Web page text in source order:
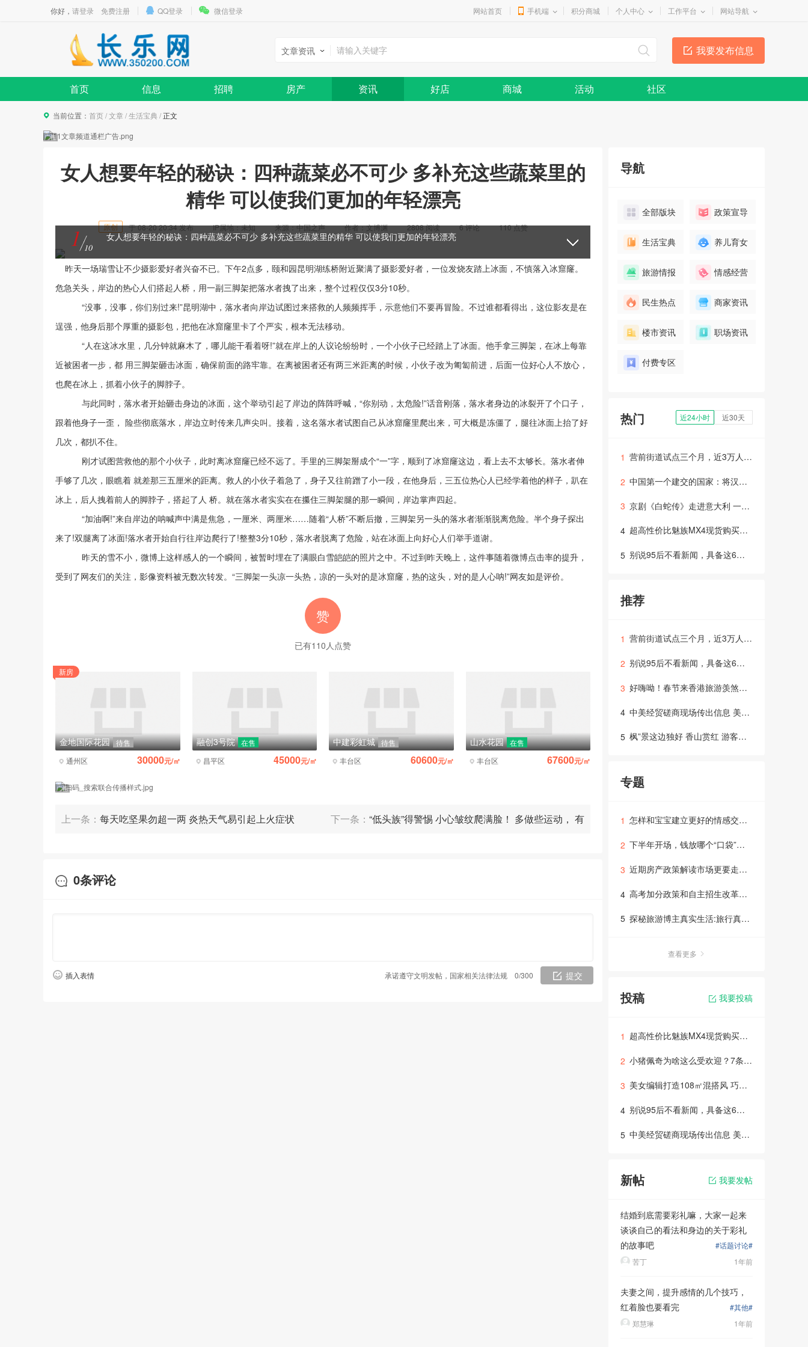
你好， 请登录 免费注册 QQ登录 微信登录 网站首页 手机端 积分商城 个人中心 工作平台 网站导航
我要发布信息
文章资讯
首页 信息 招聘 房产 资讯 好店 商城 活动 社区
当前位置： 首页/文章/生活宝典/正文
女人想要年轻的秘诀：四种蔬菜必不可少 多补充这些蔬菜里的
精华 可以使我们更加的年轻漂亮
原创 于08-20 20:34发布 IP属地：未知 来源：中国之声 作者：文博渊 2808 阅读 6评论 110点赞
1 10
女人想要年轻的秘诀：四种蔬菜必不可少 多补充这些蔬菜里的精华 可以使我们更加的年轻漂亮
昨天一场瑞雪让不少摄影爱好者兴奋不已。下午2点多，颐和园昆明湖练桥附近聚满了摄影爱好者，一位发烧友踏上冰面，不慎落入冰窟窿。
危急关头，岸边的热心人们搭起人桥，用一副三脚架把落水者拽了出来，整个过程仅仅3分10秒。
“没事，没事，你们别过来!”昆明湖中，落水者向岸边试图过来搭救的人频频挥手，示意他们不要再冒险。不过谁都看得出，这位影友是在
逞强，他身后那个厚重的摄影包，把他在冰窟窿里卡了个严实，根本无法移动。
“人在这冰水里，几分钟就麻木了，哪儿能干看着呀!”就在岸上的人议论纷纷时，一个小伙子已经踏上了冰面。他手拿三脚架，在冰上每靠
近被困者一步，都 用三脚架砸击冰面，确保前面的路牢靠。在离被困者还有两三米距离的时候，小伙子改为匍匐前进，后面一位好心人不放心，
也爬在冰上，抓着小伙子的脚脖子。
与此同时，落水者开始砸击身边的冰面，这个举动引起了岸边的阵阵呼喊，“你别动，太危险!”话音刚落，落水者身边的冰裂开了个口子，
跟着他身子一歪， 险些彻底落水，岸边立时传来几声尖叫。接着，这名落水者试图自己从冰窟窿里爬出来，可大概是冻僵了，腿往冰面上抬了好
几次，都扒不住。
刚才试图营救他的那个小伙子，此时离冰窟窿已经不远了。手里的三脚架掰成个“一”字，顺到了冰窟窿这边，看上去不太够长。落水者伸
手够了几次，眼瞧着 就差那三五厘米的距离。救人的小伙子着急了，身子又往前蹭了小一段，在他身后，三五位热心人已经学着他的样子，趴在
冰上，后人拽着前人的脚脖子，搭起了人 桥。就在落水者实实在在攥住三脚架腿的那一瞬间，岸边掌声四起。
“加油啊!”来自岸边的呐喊声中满是焦急，一厘米、两厘米……随着“人桥”不断后撤，三脚架另一头的落水者渐渐脱离危险。半个身子探出
来了!双腿离了冰面!落水者开始自行往岸边爬行了!整整3分10秒，落水者脱离了危险，站在冰面上向好心人们举手道谢。
昨天的雪不小，微博上这样感人的一个瞬间，被暂时埋在了满眼白雪皑皑的照片之中。不过到昨天晚上，这件事随着微博点击率的提升，
受到了网友们的关注，影像资料被无数次转发。“三脚架一头凉一头热，凉的一头对的是冰窟窿，热的这头，对的是人心呐!”网友如是评价。
赞
已有110人点赞
新房
金地国际花园 待售
通州区
30000元/㎡
融创3号院
在售
昌平区
45000元/㎡
中建彩虹城 待售
丰台区
60600元/㎡
山水花园
在售
丰台区
67600元/㎡
鼎尚华庭
售罄
水榭春天
上一条： 每天吃坚果勿超一两 炎热天气易引起上火症状 下一条： “低头族”得警惕 小心皱纹爬满脸！ 多做些运动， 有
0条评论
插入表情 提交
承诺遵守文明发帖，国家相关法律法规 0/300
导航
全部版块 政策宣导
生活宝典 养儿育女
旅游情报 情感经营
民生热点 商家资讯
楼市资讯 职场资讯
付费专区
热门 近24小时 近30天
1 营前街道试点三个月，近3万人受益！
2 中国第一个建交的国家：将汉语纳入国考，学汉语的人暴增2倍
3 京剧《白蛇传》走进意大利 一场美妙的戏剧文化盛宴
4 超高性价比魅族MX4现货购买，速来抢购！
5 别说95后不看新闻，具备这6点才是年轻人喜欢的
推荐
1 营前街道试点三个月，近3万人受益！
2 别说95后不看新闻，具备这6点才是年轻人喜欢的
3 好嗨呦！春节来香港旅游羡煞朋友圈，C位、锦鲤都是你！
4 中美经贸磋商现场传出信息 美方对磋商高度重视
5 枫”景这边独好 香山赏红 游客如超九万将限流 赏红攻略
专题
1 怎样和宝宝建立更好的情感交流亲子专题
2 下半年开场，钱放哪个“口袋”里理财专题讲座
3 近期房产政策解读市场更要走向正规理性的轨道里面
4 高考加分政策和自主招生改革问题答疑
5 探秘旅游博主真实生活:旅行真没太多惊险！
查看更多
投稿 我要投稿
1 超高性价比魅族MX4现货购买，速来抢购！
2 小猪佩奇为啥这么受欢迎？7条育儿理念给你答案
3 美女编辑打造108㎡混搭风 巧做隔断破解风水难题
4 别说95后不看新闻，具备这6点才是年轻人喜欢的
5 中美经贸磋商现场传出信息 美方对磋商高度重视
新帖 我要发帖
结婚到底需要彩礼嘛，大家一起来
谈谈自己的看法和身边的关于彩礼
的故事吧
#话题讨论#
1年前
苦丁
夫妻之间，提升感情的几个技巧，
红着脸也要看完
#其他#
1年前
郑慧琳